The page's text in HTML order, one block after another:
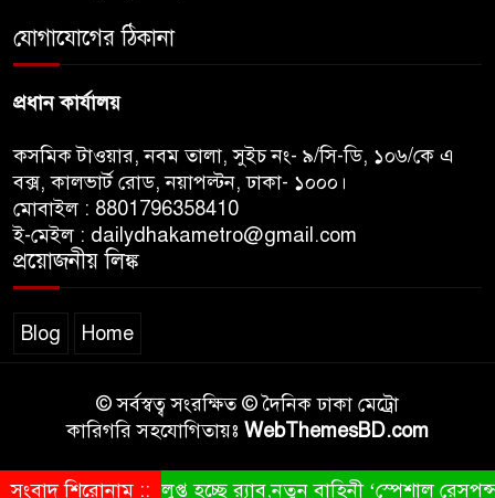
যোগাযোগের ঠিকানা
প্রধান কার্যালয়
কসমিক টাওয়ার, নবম তালা, সুইচ নং- ৯/সি-ডি, ১০৬/কে এ
বক্স, কালভার্ট রোড, নয়াপল্টন, ঢাকা- ১০০০।
মোবাইল : 8801796358410
ই-মেইল : dailydhakametro@gmail.com
প্রয়োজনীয় লিঙ্ক
Blog Home
© সর্বস্বত্ব সংরক্ষিত © দৈনিক ঢাকা মেট্রো
কারিগরি সহযোগিতায়ঃ WebThemesBD.com
সংবাদ শিরোনাম ::বিলুপ্ত হচ্ছে র‍্যাব,নতুন বাহিনী ‘স্পেশাল রেসপন্স